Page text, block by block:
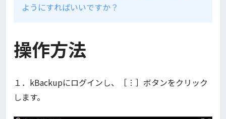
ようにすればいいですか？
操作方法
１．kBackupにログインし、［︙］ボタンをクリック
します。